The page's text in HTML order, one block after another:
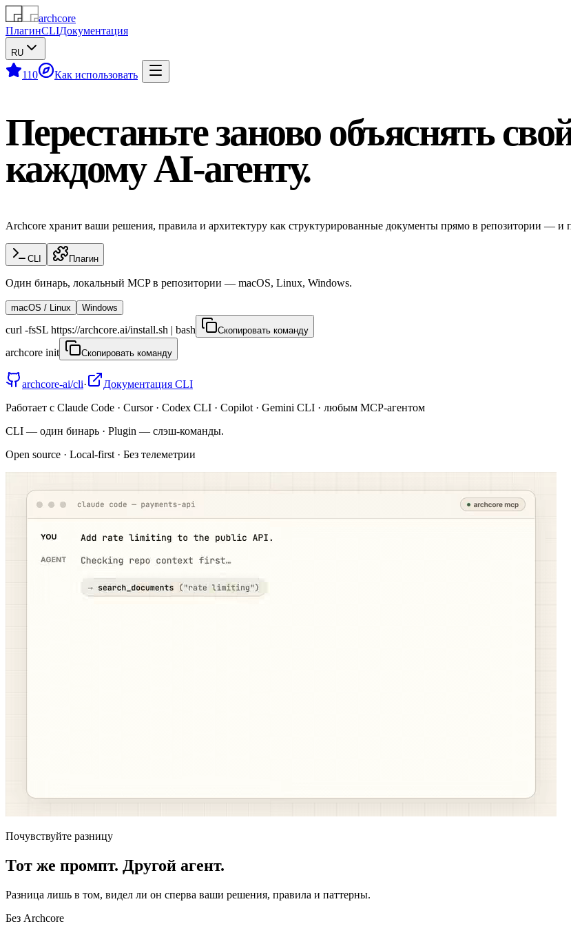
archcore
ПлагинCLIДокументация
RU
110 Как использовать
Перестаньте заново объяснять
каждому AI-агенту.
Archcore хранит ваши решения, правила и архитектуру как структурированные документы прямо в репозитории — и
CLI Плагин
Один бинарь, локальный MCP в репозитории — macOS, Linux, Windows.
macOS / Linux Windows
curl -fsSL https://archcore.ai/install.sh | bash Скопировать команду
archcore init Скопировать команду
archcore-ai/cli·
Документация CLI
Работает с Claude Code · Cursor · Codex CLI · Copilot · Gemini CLI · любым MCP-агентом
CLI — один бинарь · Plugin — слэш-команды.
Open source · Local-first · Без телеметрии
Почувствуйте разницу
Тот же промпт. Другой агент.
Разница лишь в том, видел ли он сперва ваши решения, правила и паттерны.
Без Archcore